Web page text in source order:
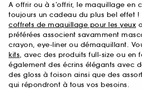
A offrir ou à s’offrir, le maquillage en
toujours un cadeau du plus bel effet !
coffrets de maquillage pour les yeux
préférées associent savamment
crayon, eye-liner ou démaquillant.
kits, avec des produits full-size ou en
également des écrins élégants avec
des gloss à foison ainsi que des
qui répondront à tous vos besoins.